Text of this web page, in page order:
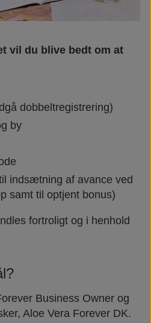
vil du blive bedt om at
dobbeltregistrering)
by
indsætning af avance ved
samt til optjent bonus)
fortroligt og i henhold
Business Owner og
Aloe Vera Forever DK.